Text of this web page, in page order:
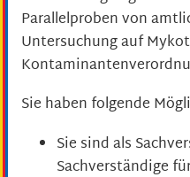
Parallelproben von
Untersuchung auf
Sie haben folgende
Sie sind als
Sachverständige